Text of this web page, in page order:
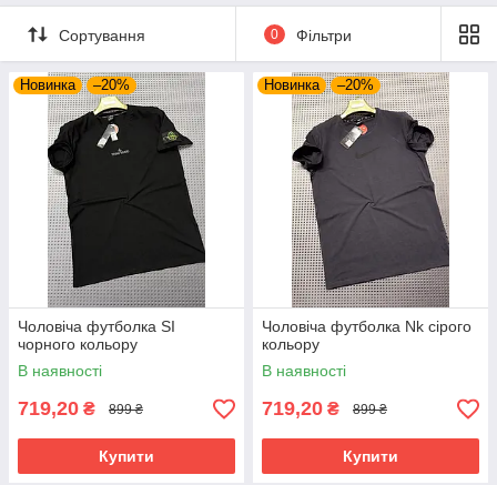
Сортування 0 Фільтри
Новинка –20%
Чоловіча футболка SI
чорного кольору
В наявності
719,20 ₴ 899 ₴
Купити
Новинка –20%
Чоловіча футболка Nk сірого
кольору
В наявності
719,20 ₴ 899 ₴
Купити